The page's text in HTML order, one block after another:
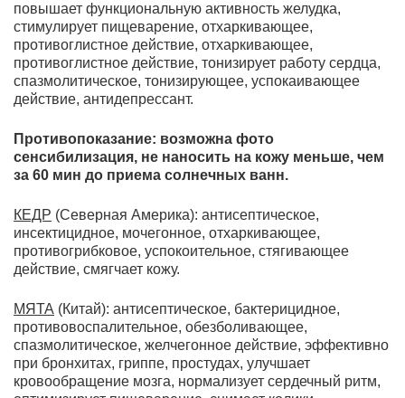
повышает функциональную активность желудка,
стимулирует пищеварение, отхаркивающее,
противоглистное действие, отхаркивающее,
противоглистное действие, тонизирует работу сердца,
спазмолитическое, тонизирующее, успокаивающее
действие, антидепрессант.
Противопоказание: возможна фото
сенсибилизация, не наносить на кожу меньше, чем
за 60 мин до приема солнечных ванн.
КЕДР (Северная Америка): антисептическое,
инсектицидное, мочегонное, отхаркивающее,
противогрибковое, успокоительное, стягивающее
действие, смягчает кожу.
МЯТА (Китай): антисептическое, бактерицидное,
противовоспалительное, обезболивающее,
спазмолитическое, желчегонное действие, эффективно
при бронхитах, гриппе, простудах, улучшает
кровообращение мозга, нормализует сердечный ритм,